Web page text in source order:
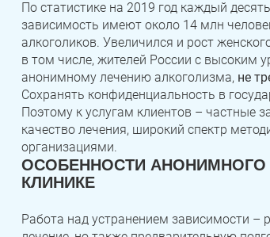
По статистике на 2019 год каждый
зависимость имеют около 14 млн
алкоголиков. Увеличился и рост
в том числе, жителей России с высоким
анонимному лечению алкоголизма, не
Сохранять конфиденциальность в
Поэтому к услугам клиентов – частные
качество лечения, широкий спектр
организациями.
ОСОБЕННОСТИ АНОНИМНОГО
КЛИНИКЕ
Работа над устранением зависимости –
Записаться
Я ознакомлен и принимаюусловия
Задать вопрос
Я ознакомлен и принимаю
Записаться
Я ознакомлен и принимаюусловия
Записаться
Я ознакомлен и принимаюусловия
Зауральский Межозерный
Пласт
Усть-Катав Верхний Уфалей
Карталы Аша
Коркино
Сатка
Троицк Озерск